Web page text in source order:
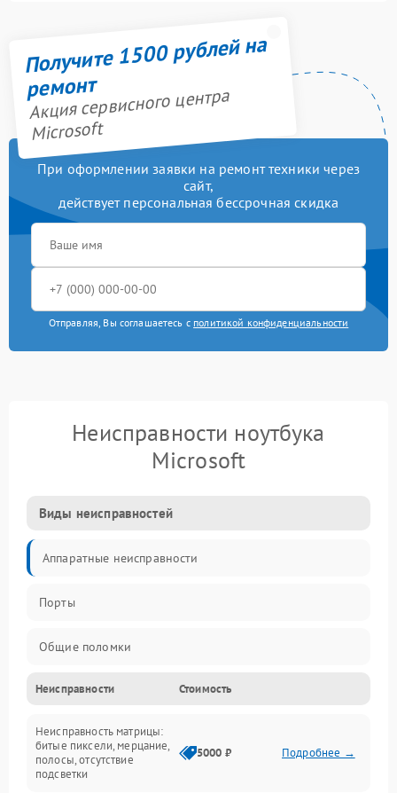
Получите 1500 рублей на
ремонт
Акция сервисного центра
Microsoft
При оформлении заявки на ремонт техники через
сайт,
действует персональная бессрочная скидка
Отправляя, Вы соглашаетесь с политикой конфиденциальности
Неисправности ноутбука
Microsoft
Виды неисправностей
Аппаратные неисправности
Порты
Общие поломки
Устройства
Программные ошибки
Электрические и системные сбои
Неисправности Стоимость
Неисправность матрицы:
битые пиксели, мерцание,
полосы, отсутствие
подсветки
5000 ₽ Подробнее →